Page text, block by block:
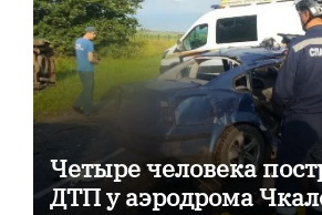
Четыре человека
ДТП у аэродрома